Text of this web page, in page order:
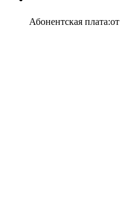
Абонентская плата:от